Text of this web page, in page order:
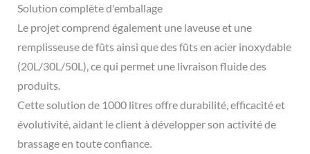
Solution complète d'emballage
Le projet comprend également une laveuse et une
remplisseuse de fûts ainsi que des fûts en acier inoxydable
(20L/30L/50L), ce qui permet une livraison fluide des
produits.
Cette solution de 1000 litres offre durabilité, efficacité et
évolutivité, aidant le client à développer son activité de
brassage en toute confiance.